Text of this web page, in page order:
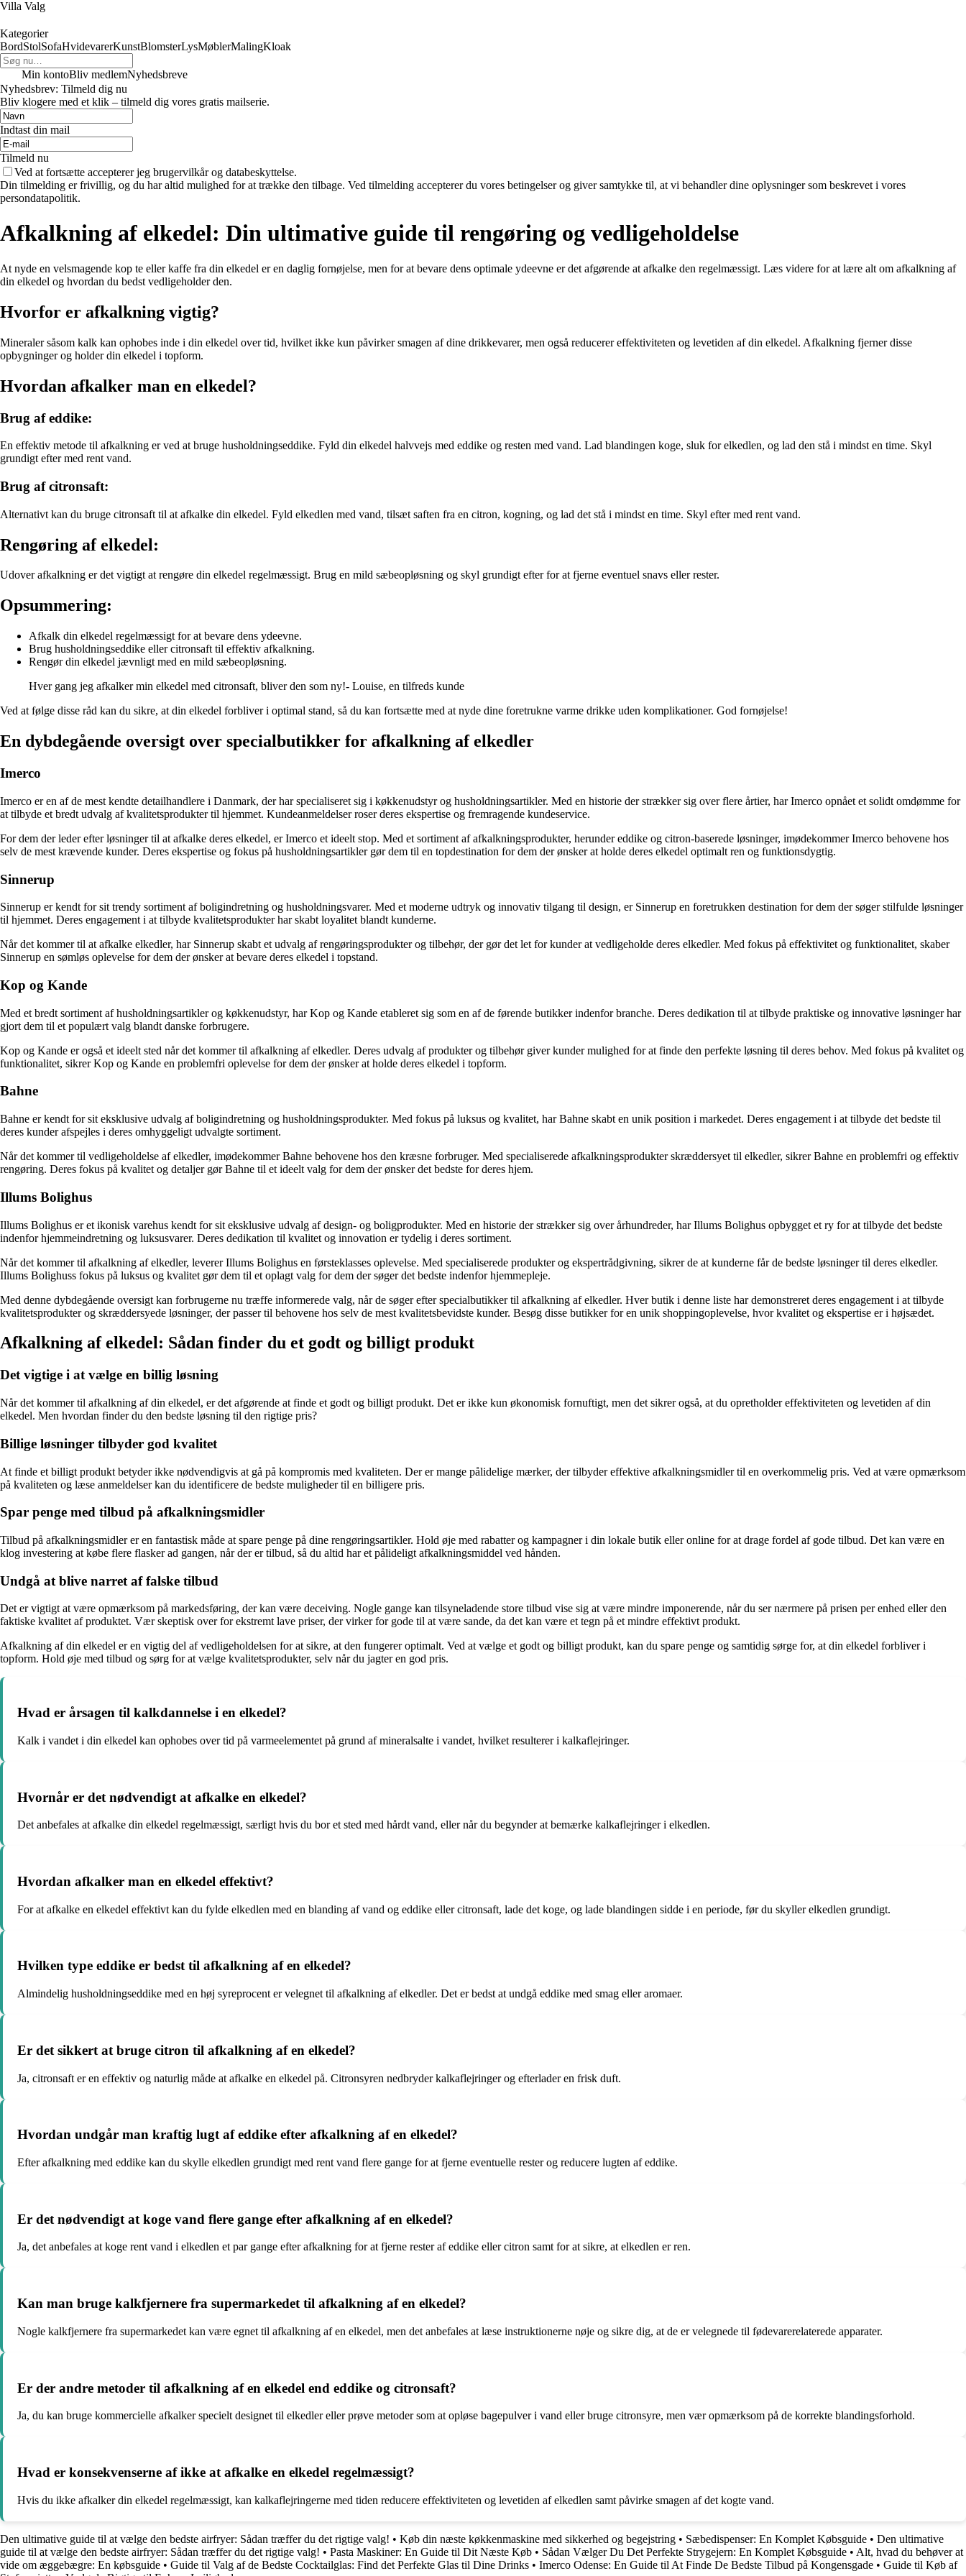
Villa Valg
Kategorier
BordStolSofaHvidevarerKunstBlomsterLysMøblerMalingKloak
Min kontoBliv medlemNyhedsbreve
Nyhedsbrev: Tilmeld dig nu
Bliv klogere med et klik – tilmeld dig vores gratis mailserie.
Indtast din mail
Tilmeld nu
Ved at fortsætte accepterer jeg brugervilkår og databeskyttelse.
Din tilmelding er frivillig, og du har altid mulighed for at trække den tilbage. Ved tilmelding accepterer du vores betingelser og giver samtykke til, at vi behandler dine oplysninger som beskrevet i vores
persondatapolitik.
Afkalkning af elkedel: Din ultimative guide til rengøring og vedligeholdelse
At nyde en velsmagende kop te eller kaffe fra din elkedel er en daglig fornøjelse, men for at bevare dens optimale ydeevne er det afgørende at afkalke den regelmæssigt. Læs videre for at lære alt om afkalkning af
din elkedel og hvordan du bedst vedligeholder den.
Hvorfor er afkalkning vigtig?
Mineraler såsom kalk kan ophobes inde i din elkedel over tid, hvilket ikke kun påvirker smagen af dine drikkevarer, men også reducerer effektiviteten og levetiden af ​​din elkedel. Afkalkning fjerner disse
opbygninger og holder din elkedel i topform.
Hvordan afkalker man en elkedel?
Brug af eddike:
En effektiv metode til afkalkning er ved at bruge husholdningseddike. Fyld din elkedel halvvejs med eddike og resten med vand. Lad blandingen koge, sluk for elkedlen, og lad den stå i mindst en time. Skyl
grundigt efter med rent vand.
Brug af citronsaft:
Alternativt kan du bruge citronsaft til at afkalke din elkedel. Fyld elkedlen med vand, tilsæt saften fra en citron, kogning, og lad det stå i mindst en time. Skyl efter med rent vand.
Rengøring af elkedel:
Udover afkalkning er det vigtigt at rengøre din elkedel regelmæssigt. Brug en mild sæbeopløsning og skyl grundigt efter for at fjerne eventuel snavs eller rester.
Opsummering:
Afkalk din elkedel regelmæssigt for at bevare dens ydeevne.
Brug husholdningseddike eller citronsaft til effektiv afkalkning.
Rengør din elkedel jævnligt med en mild sæbeopløsning.
Hver gang jeg afkalker min elkedel med citronsaft, bliver den som ny!- Louise, en tilfreds kunde
Ved at følge disse råd kan du sikre, at din elkedel forbliver i optimal stand, så du kan fortsætte med at nyde dine foretrukne varme drikke uden komplikationer. God fornøjelse!
En dybdegående oversigt over specialbutikker for afkalkning af elkedler
Imerco
Imerco er en af de mest kendte detailhandlere i Danmark, der har specialiseret sig i køkkenudstyr og husholdningsartikler. Med en historie der strækker sig over flere årtier, har Imerco opnået et solidt omdømme for
at tilbyde et bredt udvalg af kvalitetsprodukter til hjemmet. Kundeanmeldelser roser deres ekspertise og fremragende kundeservice.
For dem der leder efter løsninger til at afkalke deres elkedel, er Imerco et ideelt stop. Med et sortiment af afkalkningsprodukter, herunder eddike og citron-baserede løsninger, imødekommer Imerco behovene hos
selv de mest krævende kunder. Deres ekspertise og fokus på husholdningsartikler gør dem til en topdestination for dem der ønsker at holde deres elkedel optimalt ren og funktionsdygtig.
Sinnerup
Sinnerup er kendt for sit trendy sortiment af boligindretning og husholdningsvarer. Med et moderne udtryk og innovativ tilgang til design, er Sinnerup en foretrukken destination for dem der søger stilfulde løsninger
til hjemmet. Deres engagement i at tilbyde kvalitetsprodukter har skabt loyalitet blandt kunderne.
Når det kommer til at afkalke elkedler, har Sinnerup skabt et udvalg af rengøringsprodukter og tilbehør, der gør det let for kunder at vedligeholde deres elkedler. Med fokus på effektivitet og funktionalitet, skaber
Sinnerup en sømløs oplevelse for dem der ønsker at bevare deres elkedel i topstand.
Kop og Kande
Med et bredt sortiment af husholdningsartikler og køkkenudstyr, har Kop og Kande etableret sig som en af de førende butikker indenfor branche. Deres dedikation til at tilbyde praktiske og innovative løsninger har
gjort dem til et populært valg blandt danske forbrugere.
Kop og Kande er også et ideelt sted når det kommer til afkalkning af elkedler. Deres udvalg af produkter og tilbehør giver kunder mulighed for at finde den perfekte løsning til deres behov. Med fokus på kvalitet og
funktionalitet, sikrer Kop og Kande en problemfri oplevelse for dem der ønsker at holde deres elkedel i topform.
Bahne
Bahne er kendt for sit eksklusive udvalg af boligindretning og husholdningsprodukter. Med fokus på luksus og kvalitet, har Bahne skabt en unik position i markedet. Deres engagement i at tilbyde det bedste til
deres kunder afspejles i deres omhyggeligt udvalgte sortiment.
Når det kommer til vedligeholdelse af elkedler, imødekommer Bahne behovene hos den kræsne forbruger. Med specialiserede afkalkningsprodukter skræddersyet til elkedler, sikrer Bahne en problemfri og effektiv
rengøring. Deres fokus på kvalitet og detaljer gør Bahne til et ideelt valg for dem der ønsker det bedste for deres hjem.
Illums Bolighus
Illums Bolighus er et ikonisk varehus kendt for sit eksklusive udvalg af design- og boligprodukter. Med en historie der strækker sig over århundreder, har Illums Bolighus opbygget et ry for at tilbyde det bedste
indenfor hjemmeindretning og luksusvarer. Deres dedikation til kvalitet og innovation er tydelig i deres sortiment.
Når det kommer til afkalkning af elkedler, leverer Illums Bolighus en førsteklasses oplevelse. Med specialiserede produkter og ekspertrådgivning, sikrer de at kunderne får de bedste løsninger til deres elkedler.
Illums Bolighuss fokus på luksus og kvalitet gør dem til et oplagt valg for dem der søger det bedste indenfor hjemmepleje.
Med denne dybdegående oversigt kan forbrugerne nu træffe informerede valg, når de søger efter specialbutikker til afkalkning af elkedler. Hver butik i denne liste har demonstreret deres engagement i at tilbyde
kvalitetsprodukter og skræddersyede løsninger, der passer til behovene hos selv de mest kvalitetsbevidste kunder. Besøg disse butikker for en unik shoppingoplevelse, hvor kvalitet og ekspertise er i højsædet.
Afkalkning af elkedel: Sådan finder du et godt og billigt produkt
Det vigtige i at vælge en billig løsning
Når det kommer til afkalkning af din elkedel, er det afgørende at finde et godt og billigt produkt. Det er ikke kun økonomisk fornuftigt, men det sikrer også, at du opretholder effektiviteten og levetiden af din
elkedel. Men hvordan finder du den bedste løsning til den rigtige pris?
Billige løsninger tilbyder god kvalitet
At finde et billigt produkt betyder ikke nødvendigvis at gå på kompromis med kvaliteten. Der er mange pålidelige mærker, der tilbyder effektive afkalkningsmidler til en overkommelig pris. Ved at være opmærksom
på kvaliteten og læse anmeldelser kan du identificere de bedste muligheder til en billigere pris.
Spar penge med tilbud på afkalkningsmidler
Tilbud på afkalkningsmidler er en fantastisk måde at spare penge på dine rengøringsartikler. Hold øje med rabatter og kampagner i din lokale butik eller online for at drage fordel af gode tilbud. Det kan være en
klog investering at købe flere flasker ad gangen, når der er tilbud, så du altid har et pålideligt afkalkningsmiddel ved hånden.
Undgå at blive narret af falske tilbud
Det er vigtigt at være opmærksom på markedsføring, der kan være deceiving. Nogle gange kan tilsyneladende store tilbud vise sig at være mindre imponerende, når du ser nærmere på prisen per enhed eller den
faktiske kvalitet af produktet. Vær skeptisk over for ekstremt lave priser, der virker for gode til at være sande, da det kan være et tegn på et mindre effektivt produkt.
Afkalkning af din elkedel er en vigtig del af vedligeholdelsen for at sikre, at den fungerer optimalt. Ved at vælge et godt og billigt produkt, kan du spare penge og samtidig sørge for, at din elkedel forbliver i
topform. Hold øje med tilbud og sørg for at vælge kvalitetsprodukter, selv når du jagter en god pris.
Hvad er årsagen til kalkdannelse i en elkedel?
Kalk i vandet i din elkedel kan ophobes over tid på varmeelementet på grund af mineralsalte i vandet, hvilket resulterer i kalkaflejringer.
Hvornår er det nødvendigt at afkalke en elkedel?
Det anbefales at afkalke din elkedel regelmæssigt, særligt hvis du bor et sted med hårdt vand, eller når du begynder at bemærke kalkaflejringer i elkedlen.
Hvordan afkalker man en elkedel effektivt?
For at afkalke en elkedel effektivt kan du fylde elkedlen med en blanding af vand og eddike eller citronsaft, lade det koge, og lade blandingen sidde i en periode, før du skyller elkedlen grundigt.
Hvilken type eddike er bedst til afkalkning af en elkedel?
Almindelig husholdningseddike med en høj syreprocent er velegnet til afkalkning af elkedler. Det er bedst at undgå eddike med smag eller aromaer.
Er det sikkert at bruge citron til afkalkning af en elkedel?
Ja, citronsaft er en effektiv og naturlig måde at afkalke en elkedel på. Citronsyren nedbryder kalkaflejringer og efterlader en frisk duft.
Hvordan undgår man kraftig lugt af eddike efter afkalkning af en elkedel?
Efter afkalkning med eddike kan du skylle elkedlen grundigt med rent vand flere gange for at fjerne eventuelle rester og reducere lugten af eddike.
Er det nødvendigt at koge vand flere gange efter afkalkning af en elkedel?
Ja, det anbefales at koge rent vand i elkedlen et par gange efter afkalkning for at fjerne rester af eddike eller citron samt for at sikre, at elkedlen er ren.
Kan man bruge kalkfjernere fra supermarkedet til afkalkning af en elkedel?
Nogle kalkfjernere fra supermarkedet kan være egnet til afkalkning af en elkedel, men det anbefales at læse instruktionerne nøje og sikre dig, at de er velegnede til fødevarerelaterede apparater.
Er der andre metoder til afkalkning af en elkedel end eddike og citronsaft?
Ja, du kan bruge kommercielle afkalker specielt designet til elkedler eller prøve metoder som at opløse bagepulver i vand eller bruge citronsyre, men vær opmærksom på de korrekte blandingsforhold.
Hvad er konsekvenserne af ikke at afkalke en elkedel regelmæssigt?
Hvis du ikke afkalker din elkedel regelmæssigt, kan kalkaflejringerne med tiden reducere effektiviteten og levetiden af elkedlen samt påvirke smagen af det kogte vand.
Den ultimative guide til at vælge den bedste airfryer: Sådan træffer du det rigtige valg! • Køb din næste køkkenmaskine med sikkerhed og begejstring • Sæbedispenser: En Komplet Købsguide • Den ultimative
guide til at vælge den bedste airfryer: Sådan træffer du det rigtige valg! • Pasta Maskiner: En Guide til Dit Næste Køb • Sådan Vælger Du Det Perfekte Strygejern: En Komplet Købsguide • Alt, hvad du behøver at
vide om æggebægre: En købsguide • Guide til Valg af de Bedste Cocktailglas: Find det Perfekte Glas til Dine Drinks • Imerco Odense: En Guide til At Finde De Bedste Tilbud på Kongensgade • Guide til Køb af